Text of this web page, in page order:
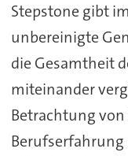
Stepstone gibt
unbereinigte
die Gesamtheit
miteinander
Betrachtung